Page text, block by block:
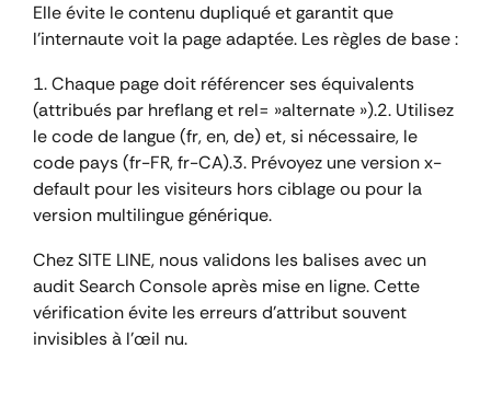
Elle évite le contenu dupliqué et garantit que
l’internaute voit la page adaptée. Les règles de base :
1. Chaque page doit référencer ses équivalents
(attribués par hreflang et rel= »alternate »).2. Utilisez
le code de langue (fr, en, de) et, si nécessaire, le
code pays (fr-FR, fr-CA).3. Prévoyez une version x-
default pour les visiteurs hors ciblage ou pour la
version multilingue générique.
Chez SITE LINE, nous validons les balises avec un
audit Search Console après mise en ligne. Cette
vérification évite les erreurs d’attribut souvent
invisibles à l’œil nu.